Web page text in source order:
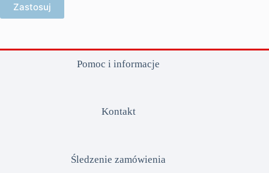
Zastosuj
Pomoc i informacje
Kontakt
Śledzenie zamówienia